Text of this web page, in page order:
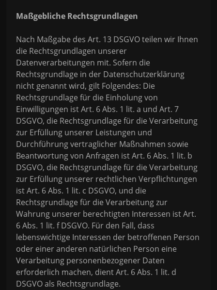
Maßgebliche Rechtsgrundlagen
Nach Maßgabe des Art. 13 DSGVO teilen wir Ihnen
die Rechtsgrundlagen unserer
Datenverarbeitungen mit. Sofern die
Rechtsgrundlage in der Datenschutzerklärung
nicht genannt wird, gilt Folgendes: Die
Rechtsgrundlage für die Einholung von
Einwilligungen ist Art. 6 Abs. 1 lit. a und Art. 7
DSGVO, die Rechtsgrundlage für die Verarbeitung
zur Erfüllung unserer Leistungen und
Durchführung vertraglicher Maßnahmen sowie
Beantwortung von Anfragen ist Art. 6 Abs. 1 lit. b
DSGVO, die Rechtsgrundlage für die Verarbeitung
zur Erfüllung unserer rechtlichen Verpflichtungen
ist Art. 6 Abs. 1 lit. c DSGVO, und die
Rechtsgrundlage für die Verarbeitung zur
Wahrung unserer berechtigten Interessen ist Art.
6 Abs. 1 lit. f DSGVO. Für den Fall, dass
lebenswichtige Interessen der betroffenen Person
oder einer anderen natürlichen Person eine
Verarbeitung personenbezogener Daten
erforderlich machen, dient Art. 6 Abs. 1 lit. d
DSGVO als Rechtsgrundlage.